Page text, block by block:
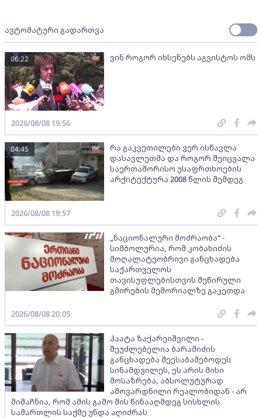
ავტომატური გადართვა
ვინ როგორ იხსენებს აგვისტოს ომს
06:22
2026/08/08 19:56
რა გაკვეთილები ვერ ისწავლა
დასავლეთმა და როგორ შეიცვალა
საერთაშორისო უსაფრთხოების
არქიტექტურა 2008 წლის შემდეგ
04:45
2026/08/08 19:57
„ნაციონალური მოძრაობა“ -
სიმბოლურია, რომ კობახიძის
მოღალატეობრივი განცხადება
საქართველოს
თავისუფლებისთვის შეწირული
გმირების მემორიალზე გაკეთდა
2026/08/08 20:05
პაატა ზაქარეიშვილი -
შეუძლებელია ბარამიძის
განცხადება შეესაბამებოდეს
სინამდვილეს, ეს არის მისი
მოსაზრება, აბსოლუტურად
ამოვარდნილი რეალობიდან - არ
მიმაჩნია, რომ ამის გამო მის წინააღმდეგ სისხლის
სამართლის საქმე უნდა აღიძრას